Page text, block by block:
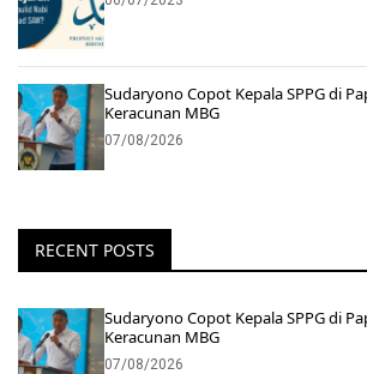
Sudaryono Copot Kepala SPPG di
Keracunan MBG
07/08/2026
RECENT POSTS
Sudaryono Copot Kepala SPPG di
Keracunan MBG
07/08/2026